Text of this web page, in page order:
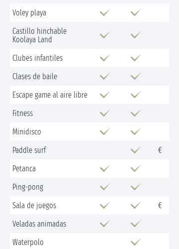
Voley playa
Castillo hinchable
Koolaya Land
Clubes infantiles
Clases de baile
Escape game al aire libre
Fitness
Minidisco
Paddle surf
€
Petanca
Ping-pong
Sala de juegos
€
Veladas animadas
Waterpolo